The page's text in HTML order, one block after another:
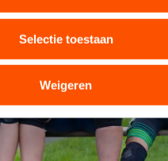
site met onze partners
gegevens die u aan
hebben verzameld via hun
kunnen gegevens
zoals de VS, waar
geldt volgens
te klikken, stemt u in met
Selectie toestaan
Weigeren